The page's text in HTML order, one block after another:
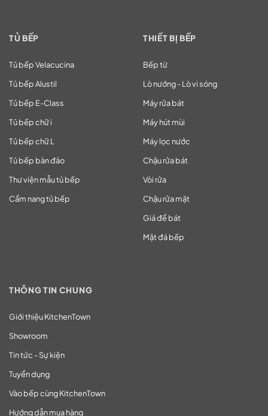
TỦ BẾP
Tủ bếp Velacucina
Tủ bếp Alustil
Tủ bếp E-Class
Tủ bếp chữ i
Tủ bếp chữ L
Tủ bếp bàn đảo
Thư viện mẫu tủ bếp
Cẩm nang tủ bếp
THIẾT BỊ BẾP
Bếp từ
Lò nướng - Lò vi sóng
Máy rửa bát
Máy hút mùi
Máy lọc nước
Chậu rửa bát
Vòi rửa
Chậu rửa mặt
Giá để bát
Mặt đá bếp
THÔNG TIN CHUNG
Giới thiệu KitchenTown
Showroom
Tin tức - Sự kiện
Tuyển dụng
Vào bếp cùng KitchenTown
Hướng dẫn mua hàng